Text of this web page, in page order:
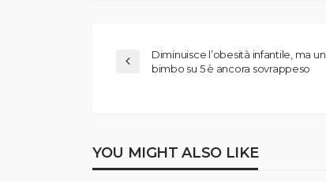
Diminuisce l’obesità infantile, ma un
bimbo su 5 è ancora sovrappeso
YOU MIGHT ALSO LIKE